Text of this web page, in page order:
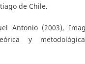
de Chile.
Antonio (2003),
y